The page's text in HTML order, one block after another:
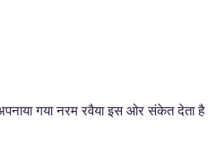
अपनाया गया नरम रवैया इस ओर संकेत देता है